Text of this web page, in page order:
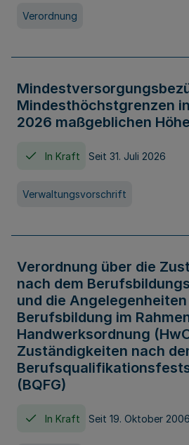
Verordnung
Mindesthöchstgrenzen
2026 maßgeblichen Höhe
In Kraft Seit 31. Juli 2026
Verwaltungsvorschrift
Verordnung über die
nach dem
und die
Berufsbildung im
Handwerksordnung
Zuständigkeiten nach
(BQFG)
In Kraft Seit 19. Oktober 2006